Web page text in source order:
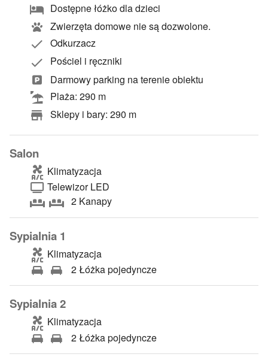
Dostępne łóżko dla dzieci
Zwierzęta domowe nie są dozwolone.
Odkurzacz
Pościel i ręczniki
Darmowy parking na terenie obiektu
Plaża: 290 m
Sklepy i bary: 290 m
Salon
Klimatyzacja
Telewizor LED
2 Kanapy
Sypialnia 1
Klimatyzacja
2 Łóżka pojedyncze
Sypialnia 2
Klimatyzacja
2 Łóżka pojedyncze